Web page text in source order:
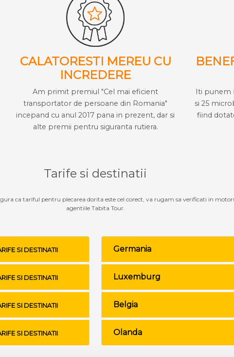
CALATORESTI MEREU CU
INCREDERE
Am primit premiul "Cel mai eficient
transportator de persoane din Romania"
incepand cu anul 2017 pana in prezent, dar si
alte premii pentru siguranta rutiera.
Iti punem
si 25
fiind
Tarife si destinatii
ca tariful pentru plecarea dorita este cel corect, va rugam sa verificati in
agentiile Tabita Tour.
SI DESTINATII
SI DESTINATII
SI DESTINATII
SI DESTINATII
Germania
Luxemburg
Belgia
Olanda